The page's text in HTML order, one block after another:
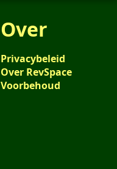
Over
Privacybeleid
Over RevSpace
Voorbehoud